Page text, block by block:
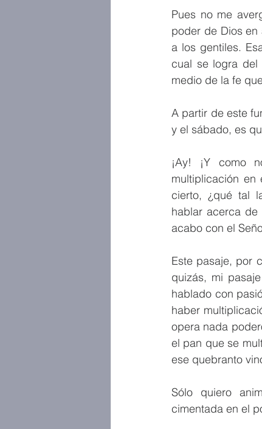
Pues no me
poder de Dios
a los gentiles.
cual se logra del
medio de la fe
A partir de este
y el sábado, es
¡Ay! ¡Y como
multiplicación en
cierto, ¿qué tal
hablar acerca de
acabo con el
Este pasaje, por
quizás, mi
hablado con
haber
opera nada
el pan que se
ese quebranto
Sólo quiero
cimentada en el